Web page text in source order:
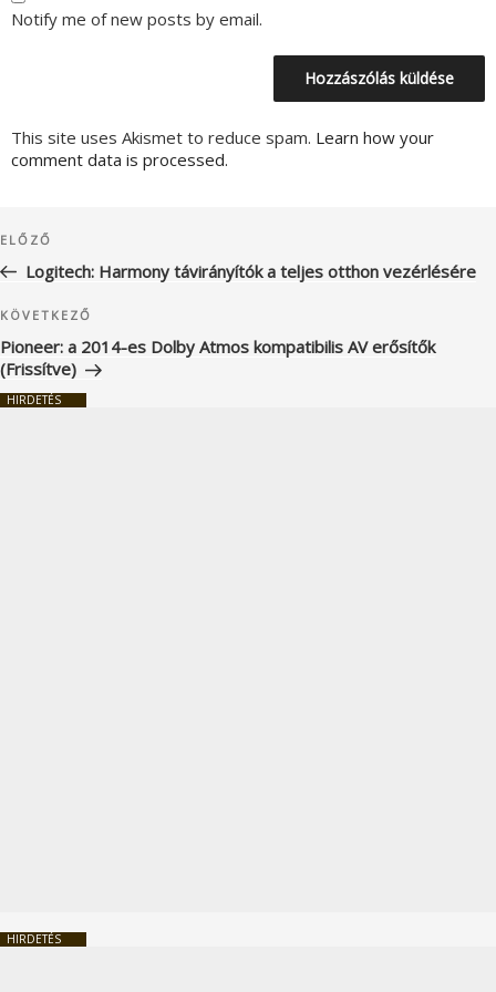
Notify me of new posts by email.
This site uses Akismet to reduce spam. Learn how your
comment data is processed.
navigáció
Korábbi
bejegyzés
ELŐZŐ
Logitech: Harmony távirányítók a teljes otthon vezérlésére
Következő
bejegyzés
KÖVETKEZŐ
Pioneer: a 2014-es Dolby Atmos kompatibilis AV erősítők
(Frissítve)
HIRDETÉS
HIRDETÉS